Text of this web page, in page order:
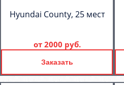
Hyundai County, 25 мест
от 2000 руб.
Заказать